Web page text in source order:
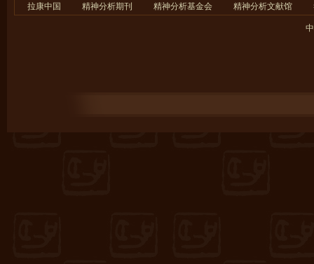
拉康中国 精神分析期刊 精神分析基金会 精神分析文献馆